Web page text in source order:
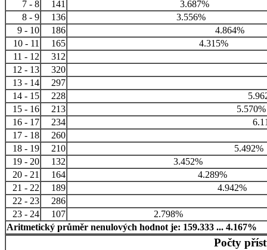
7 - 8
141
3.687%
8 - 9
136
3.556%
9 - 10
186
4.864%
10 - 11
165
4.315%
11 - 12
312
12 - 13
320
13 - 14
297
14 - 15
228
15 - 16
213
5.570%
16 - 17
234
17 - 18
260
18 - 19
210
5.492%
19 - 20
132
3.452%
20 - 21
164
4.289%
21 - 22
189
4.942%
22 - 23
286
23 - 24
107
2.798%
Aritmetický průměr nenulových hodnot je: 159.333 ... 4.167%
Počty